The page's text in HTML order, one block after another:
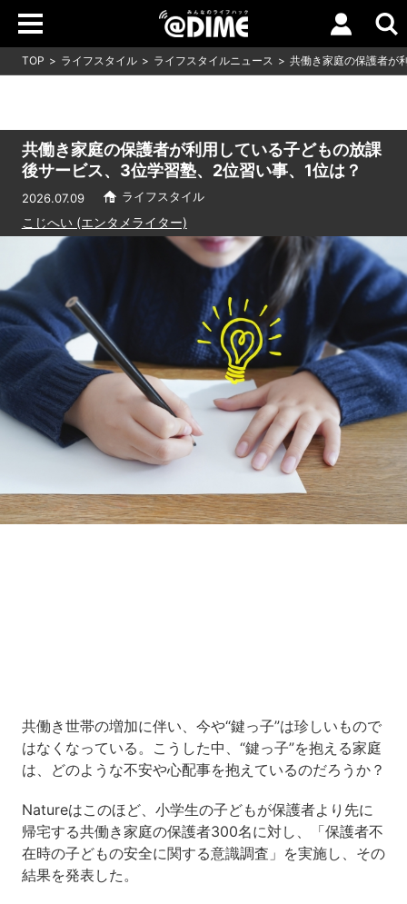
TOP ライフスタイル ライフスタイルニュース 共働き家庭の保護者が
共働き家庭の保護者が利用している子どもの放課
後サービス、3位学習塾、2位習い事、1位は？
2026.07.09 ライフスタイル
こじへい (エンタメライター)
共働き世帯の増加に伴い、今や“鍵っ子”は珍しいもので
はなくなっている。こうした中、“鍵っ子”を抱える家庭
は、どのような不安や心配事を抱えているのだろうか？
Natureはこのほど、小学生の子どもが保護者より先に
帰宅する共働き家庭の保護者300名に対し、「保護者不
在時の子どもの安全に関する意識調査」を実施し、その
結果を発表した。